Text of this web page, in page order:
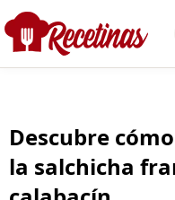
Descubre
la salchicha